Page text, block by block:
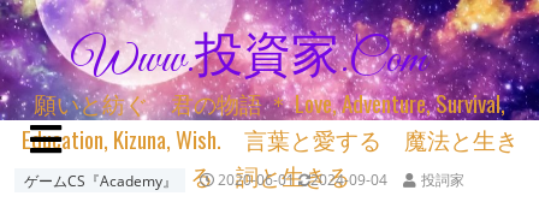
Www.投資家.com
願いと紡ぐ 君の物語 ＊ Love, Adventure, Survival,
Education, Kizuna, Wish. 言葉と愛する 魔法と生き
る 詞と生きる
ゲームCS『Academy』 2020-06-01 2024-09-04 投詞家